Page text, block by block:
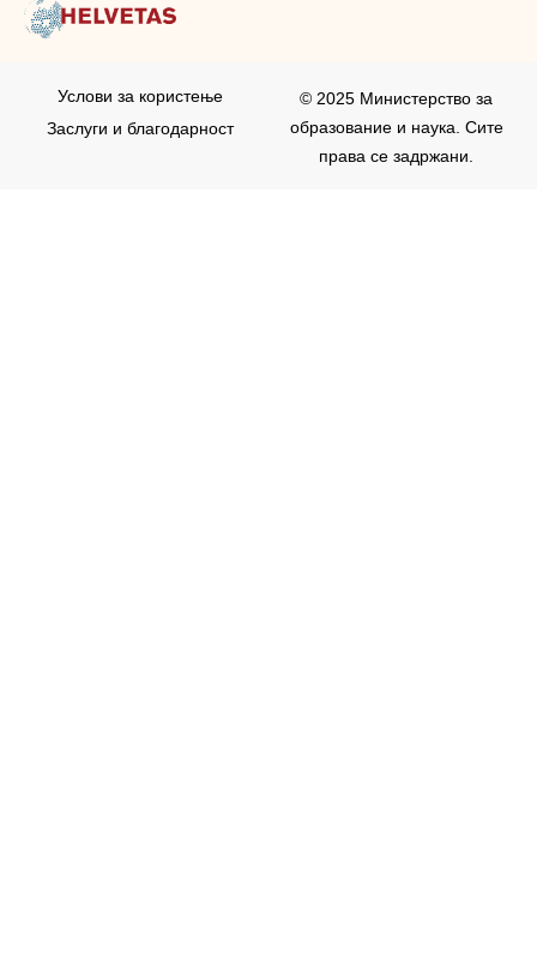
© 2025 Министерство за
образование и наука. Сите
права се задржани.
Услови за користењe
Заслуги и благодарност